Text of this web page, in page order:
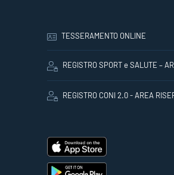
TESSERAMENTO ONLINE
REGISTRO SPORT e SALUTE –
REGISTRO CONI 2.0 - AREA